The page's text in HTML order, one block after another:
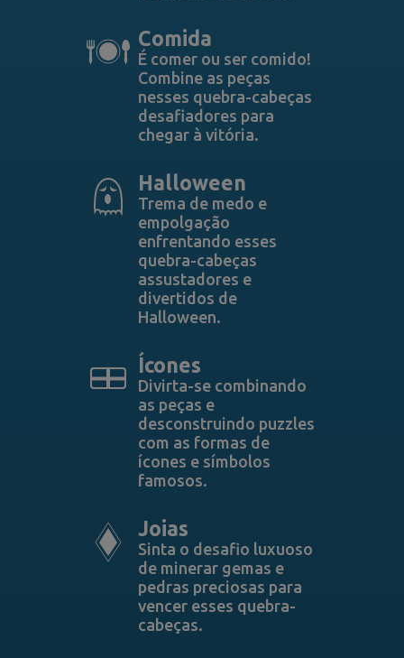
Comida
É comer ou ser comido!
Combine as peças
nesses quebra-cabeças
desafiadores para
chegar à vitória.
Halloween
Trema de medo e
empolgação
enfrentando esses
quebra-cabeças
assustadores e
divertidos de
Halloween.
Ícones
Divirta-se combinando
as peças e
desconstruindo puzzles
com as formas de
ícones e símbolos
famosos.
Joias
Sinta o desafio luxuoso
de minerar gemas e
pedras preciosas para
vencer esses quebra-
cabeças.